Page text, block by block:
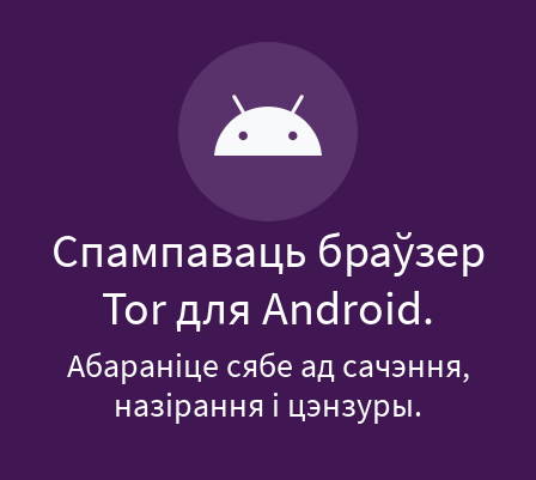
Спампаваць браўзер
Tor для Android.
Абараніце сябе ад сачэння,
назірання і цэнзуры.